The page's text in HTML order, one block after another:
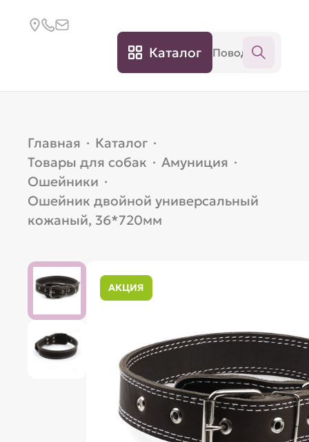
Каталог
Главная · Каталог ·
Товары для собак · Амуниция ·
Ошейники ·
Ошейник двойной универсальный
кожаный, 36*720мм
АКЦИЯ